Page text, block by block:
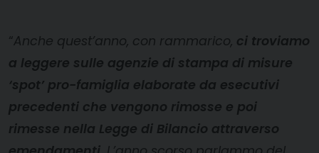
“Anche quest’anno, con rammarico, ci troviamo
a leggere sulle agenzie di stampa di misure
‘spot’ pro-famiglia elaborate da esecutivi
precedenti che vengono rimosse e poi
rimesse nella Legge di Bilancio attraverso